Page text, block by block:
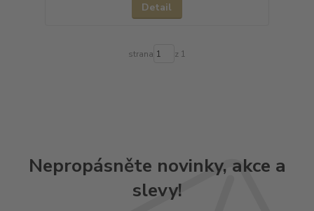
Detail
strana z 1
Nepropásněte novinky, akce a
slevy!